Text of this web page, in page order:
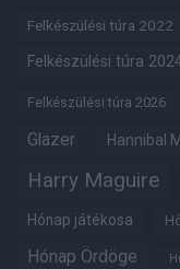
Felkészülési túra 2022
Felkészülési túra
Felkészülési túra 2026
Glazer Hannibal
Harry Maguire
Hónap játékosa
Hónap Ördöge